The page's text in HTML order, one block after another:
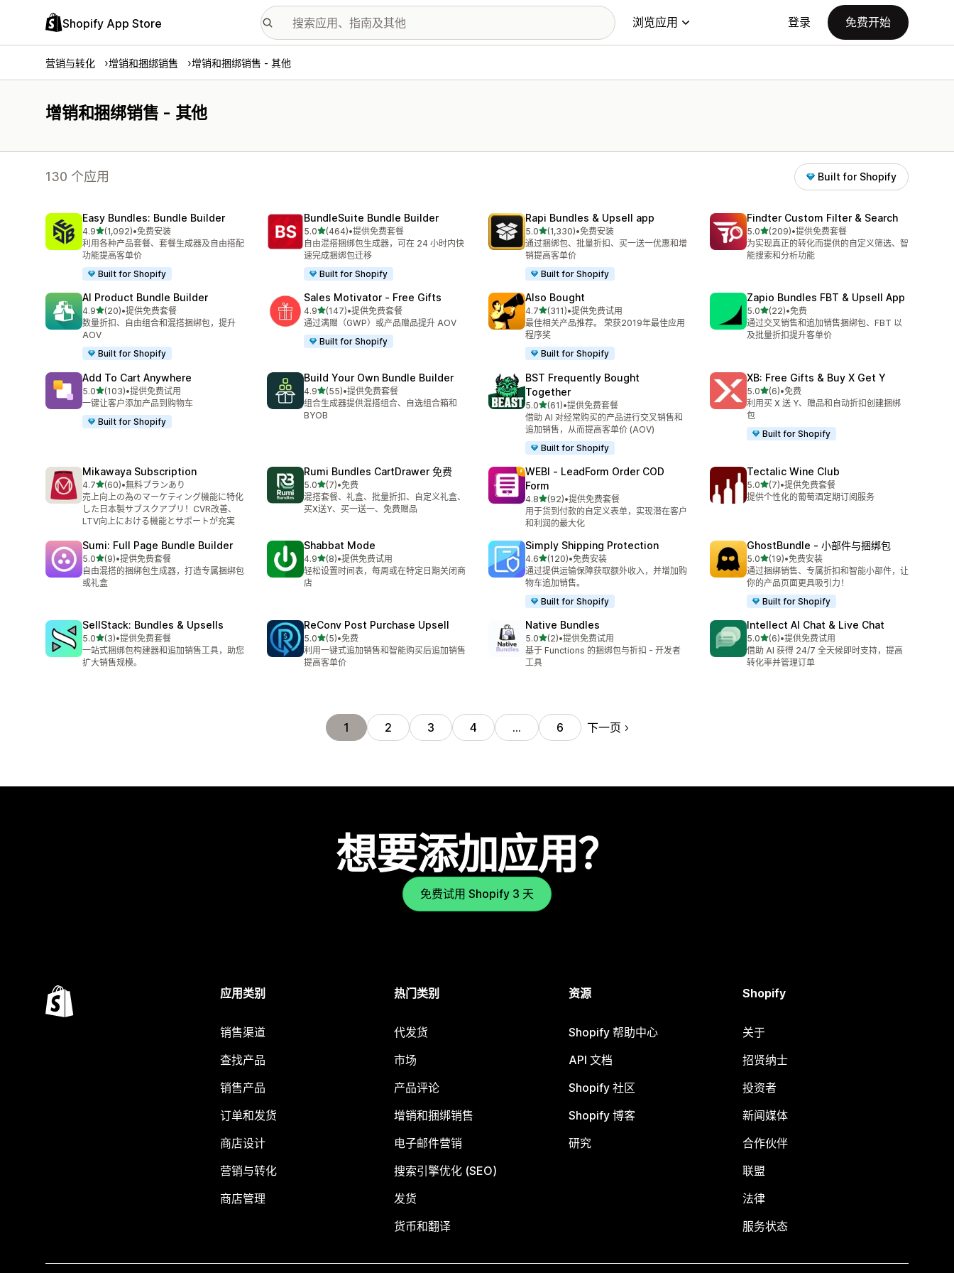
Shopify App Store 浏览应用 登录 免费开始
营销与转化 增销和捆绑销售 增销和捆绑销售 - 其他
增销和捆绑销售 - 其他
130 个应用 Built for Shopify
Easy Bundles: Bundle Builder
4.9星（满分 5 星）
(1,092)
总共 1092 条评论
•免费安装
利用各种产品套餐、套餐生成器及自由搭配
功能提高客单价
Built for Shopify
BundleSuite Bundle Builder
5.0星（满分 5 星）
(464)
总共 464 条评论
•提供免费套餐
自由混搭捆绑包生成器，可在 24 小时内快
速完成捆绑包迁移
Built for Shopify
Rapi Bundles & Upsell app
5.0星（满分 5 星）
(1,330)
总共 1330 条评论
•免费安装
通过捆绑包、批量折扣、买一送一优惠和增
销提高客单价
Built for Shopify
Findter Custom Filter & Search
5.0星（满分 5 星）
(209)
总共 209 条评论
•提供免费套餐
为实现真正的转化而提供的自定义筛选、智
能搜索和分析功能
AI Product Bundle Builder
4.9星（满分 5 星）
(20)
总共 20 条评论
•提供免费套餐
数量折扣、自由组合和混搭捆绑包，提升
AOV
Built for Shopify
Sales Motivator ‑ Free Gifts
4.9星（满分 5 星）
(147)
总共 147 条评论
•提供免费套餐
通过满赠（GWP）或产品赠品提升 AOV
Built for Shopify
Also Bought
4.7星（满分 5 星）
(311)
总共 311 条评论
•提供免费试用
最佳相关产品推荐。 荣获2019年最佳应用
程序奖
Built for Shopify
Zapio Bundles FBT & Upsell App
5.0星（满分 5 星）
(22)
总共 22 条评论
•免费
通过交叉销售和追加销售捆绑包、FBT 以
及批量折扣提升客单价
Add To Cart Anywhere
5.0星（满分 5 星）
(103)
总共 103 条评论
•提供免费试用
一键让客户添加产品到购物车
Built for Shopify
Build Your Own Bundle Builder
4.9星（满分 5 星）
(55)
总共 55 条评论
•提供免费套餐
组合生成器提供混搭组合、自选组合箱和
BYOB
BST Frequently Bought
Together
5.0星（满分 5 星）
(61)
总共 61 条评论
•提供免费套餐
借助 AI 对经常购买的产品进行交叉销售和
追加销售，从而提高客单价 (AOV)
Built for Shopify
XB: Free Gifts & Buy X Get Y
5.0星（满分 5 星）
(6)
总共 6 条评论
•免费
利用买 X 送 Y、赠品和自动折扣创建捆绑
包
Built for Shopify
Mikawaya Subscription
4.7星（满分 5 星）
(60)
总共 60 条评论
•無料プランあり
売上向上の為のマーケティング機能に特化
した日本製サブスクアプリ！CVR改善、
LTV向上における機能とサポートが充実
Rumi Bundles CartDrawer 免费
5.0星（满分 5 星）
(7)
总共 7 条评论
•免费
混搭套餐、礼盒、批量折扣、自定义礼盒、
买X送Y、买一送一、免费赠品
WEBI ‑ LeadForm Order COD
Form
4.8星（满分 5 星）
(92)
总共 92 条评论
•提供免费套餐
用于货到付款的自定义表单，实现潜在客户
和利润的最大化
Tectalic Wine Club
5.0星（满分 5 星）
(7)
总共 7 条评论
•提供免费套餐
提供个性化的葡萄酒定期订阅服务
Sumi: Full Page Bundle Builder
5.0星（满分 5 星）
(9)
总共 9 条评论
•提供免费套餐
自由混搭的捆绑包生成器，打造专属捆绑包
或礼盒
Shabbat Mode
4.9星（满分 5 星）
(8)
总共 8 条评论
•提供免费试用
轻松设置时间表，每周或在特定日期关闭商
店
Simply Shipping Protection
4.6星（满分 5 星）
(120)
总共 120 条评论
•免费安装
通过提供运输保障获取额外收入，并增加购
物车追加销售。
Built for Shopify
GhostBundle ‑ 小部件与捆绑包
5.0星（满分 5 星）
(19)
总共 19 条评论
•免费安装
通过捆绑销售、专属折扣和智能小部件，让
你的产品页面更具吸引力！
Built for Shopify
SellStack: Bundles & Upsells
5.0星（满分 5 星）
(3)
总共 3 条评论
•提供免费套餐
一站式捆绑包构建器和追加销售工具，助您
扩大销售规模。
ReConv Post Purchase Upsell
5.0星（满分 5 星）
(5)
总共 5 条评论
•免费
利用一键式追加销售和智能购买后追加销售
提高客单价
Native Bundles
5.0星（满分 5 星）
(2)
总共 2 条评论
•提供免费试用
基于 Functions 的捆绑包与折扣 - 开发者
工具
Intellect AI Chat & Live Chat
5.0星（满分 5 星）
(6)
总共 6 条评论
•提供免费试用
借助 AI 获得 24/7 全天候即时支持，提高
转化率并管理订单
1 2 3 4 … 6 下一页
想要添加应用？
免费试用 Shopify 3 天
应用类别
销售渠道
查找产品
销售产品
订单和发货
商店设计
营销与转化
商店管理
热门类别
代发货
市场
产品评论
增销和捆绑销售
电子邮件营销
搜索引擎优化 (SEO)
发货
货币和翻译
资源
Shopify 帮助中心
API 文档
Shopify 社区
Shopify 博客
研究
Shopify
关于
招贤纳士
投资者
新闻媒体
合作伙伴
联盟
法律
服务状态